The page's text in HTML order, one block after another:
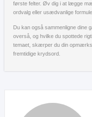
første felter. Øv dig i at lægge
ordvalg eller usædvanlige
Du kan også sammenligne dine
overså, og hvilke du spottede
temaet, skærper du din
fremtidige krydsord.